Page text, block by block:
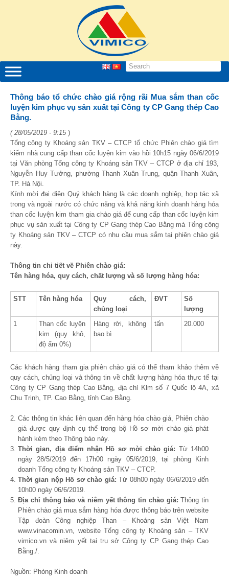
Thông báo tổ chức chào giá rộng rãi Mua sắm than cốc
luyện kim phục vụ sản xuất tại Công ty CP Gang thép Cao
Bằng.
( 28/05/2019 - 9:15)
Tổng công ty Khoáng sản TKV – CTCP tổ chức Phiên chào giá tìm
kiếm nhà cung cấp than cốc luyện kim vào hồi 10h15 ngày 06/6/2019
tại Văn phòng Tổng công ty Khoáng sản TKV – CTCP ở địa chỉ 193,
Nguyễn Huy Tưởng, phường Thanh Xuân Trung, quận Thanh Xuân,
TP. Hà Nội.
Kính mời đại diện Quý khách hàng là các doanh nghiệp, hợp tác xã
trong và ngoài nước có chức năng và khả năng kinh doanh hàng hóa
than cốc luyện kim tham gia chào giá để cung cấp than cốc luyện kim
phục vụ sản xuất tại Công ty CP Gang thép Cao Bằng mà Tổng công
ty Khoáng sản TKV – CTCP có nhu cầu mua sắm tại phiên chào giá
này.
Thông tin chi tiết về Phiên chào giá:
Tên hàng hóa, quy cách, chất lượng và số lượng hàng hóa:
STT Tên hàng hóa
Quy cách,
chủng loại
ĐVT
Số
lượng
1
Than cốc luyện
kim (quy khô,
độ ẩm 0%)
Hàng rời, không
bao bì
tấn 20.000
Các khách hàng tham gia phiên chào giá có thể tham khảo thêm về
quy cách, chủng loại và thông tin về chất lượng hàng hóa thực tế tại
Công ty CP Gang thép Cao Bằng, địa chỉ Klm số 7 Quốc lộ 4A, xã
Chu Trinh, TP. Cao Bằng, tỉnh Cao Bằng.
Các thông tin khác liên quan đến hàng hóa chào giá, Phiên chào
giá được quy định cụ thể trong bộ Hồ sơ mời chào giá phát
hành kèm theo Thông báo này.
Thời gian, địa điểm nhận Hồ sơ mời chào giá: Từ 14h00
ngày 28/5/2019 đến 17h00 ngày 05/6/2019, tại phòng Kinh
doanh Tổng công ty Khoáng sản TKV – CTCP.
Thời gian nộp Hồ sơ chào giá: Từ 08h00 ngày 06/6/2019 đến
10h00 ngày 06/6/2019.
Địa chỉ thông báo và niêm yết thông tin chào giá: Thông tin
Phiên chào giá mua sắm hàng hóa được thông báo trên website
Tập đoàn Công nghiệp Than – Khoáng sản Việt Nam
www.vinacomin.vn, website Tổng công ty Khoáng sản – TKV
vimico.vn và niêm yết tại trụ sở Công ty CP Gang thép Cao
Bằng./.
Nguồn: Phòng Kinh doanh